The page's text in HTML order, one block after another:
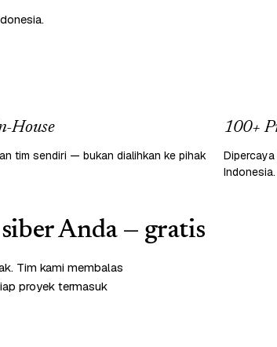
House
tim sendiri — bukan dialihkan ke pihak
100+
Indonesia.
Anda — gratis
Tim kami membalas
proyek termasuk